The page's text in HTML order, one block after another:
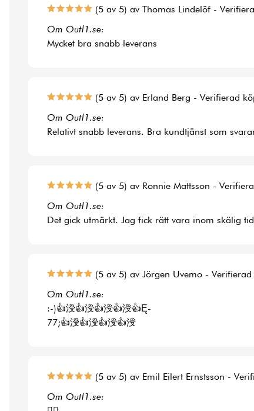
(5 av 5) av Thomas Lindelöf -
Om Outl1.se:
Mycket bra snabb leverans
(5 av 5) av Erland Berg - Verifierad
Om Outl1.se:
Relativt snabb leverans. Bra kundtjänst som
(5 av 5) av Ronnie Mattsson -
Om Outl1.se:
Det gick utmärkt. Jag fick rätt vara inom skälig
(5 av 5) av Jörgen Uvemo -
Om Outl1.se:
:-)👍涭👍涭👍涭👍涭👍Ę-
77;👍涭👍涭👍涭👍涭
(5 av 5) av Emil Eilert Ernstsson -
Om Outl1.se: